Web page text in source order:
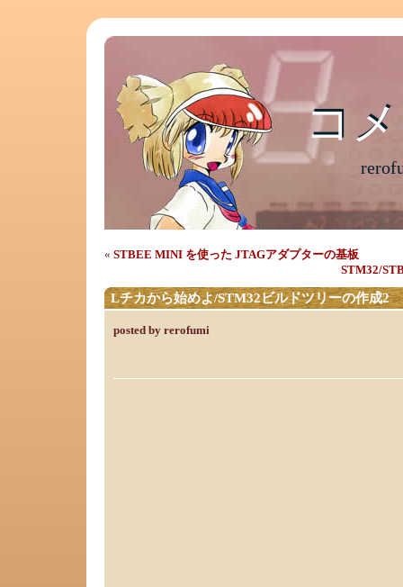
コ
コ
« STBEE MINI を使った JTAGアダプターの基板
STM32/
Lチカから始めよ/STM32ビルドツリーの作成2
posted by rerofumi